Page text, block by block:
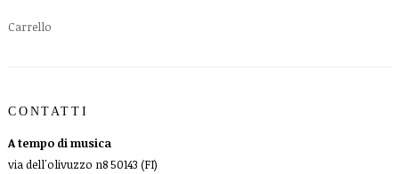
Carrello
CONTATTI
A tempo di musica
via dell'olivuzzo n8 50143 (FI)